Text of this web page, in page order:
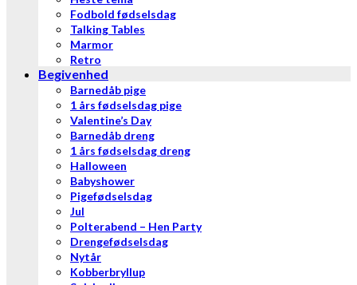
Fodbold fødselsdag
Talking Tables
Marmor
Retro
Begivenhed
Barnedåb pige
1 års fødselsdag pige
Valentine’s Day
Barnedåb dreng
1 års fødselsdag dreng
Halloween
Babyshower
Pigefødselsdag
Jul
Polterabend – Hen Party
Drengefødselsdag
Nytår
Kobberbryllup